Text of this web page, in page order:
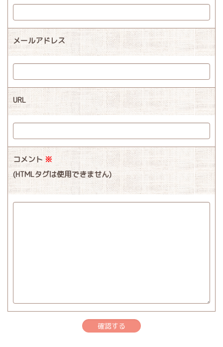
メールアドレス
URL
コメント※
(HTMLタグは使用できません)